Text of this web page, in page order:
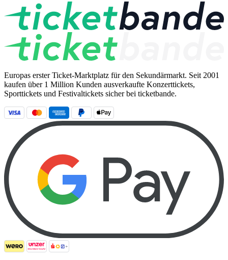
Europas erster Ticket-Marktplatz für den Sekundärmarkt. Seit 2001
kaufen über 1 Million Kunden ausverkaufte Konzerttickets,
Sporttickets und Festivaltickets sicher bei ticketbande.